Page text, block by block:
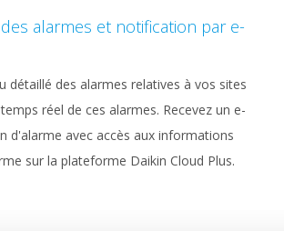
alarmes et notification par e-
détaillé des alarmes relatives à vos sites
réel de ces alarmes. Recevez un e-
d'alarme avec accès aux informations
sur la plateforme Daikin Cloud Plus.